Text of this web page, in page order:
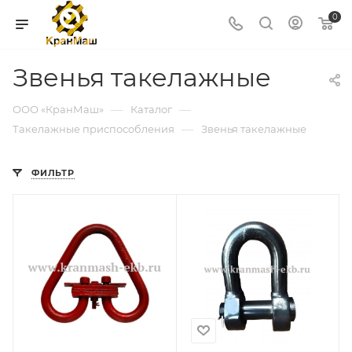
0
Звенья такелажные
ООО «КранМаш» — Каталог —
Такелажные приспособления — Звенья такелажные
ФИЛЬТР